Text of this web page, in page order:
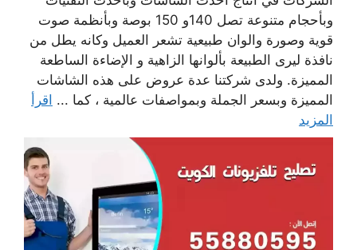
وبأحجام متنوعة تصل 140و 150 بوصة وبأنظمة صوت
قوية وصورة والوان طبيعية تشعر العميل وكانه يطل من
نافذة ليرى الطبيعة بألوانها الزاهية و الإضاءة الساطعة
المميزة. ولدى شركتنا عدة عروض على هذه الشاشات
المميزة وبسعر الجملة وبمواصفات عالمية ، كما ... اقرأ
المزيد